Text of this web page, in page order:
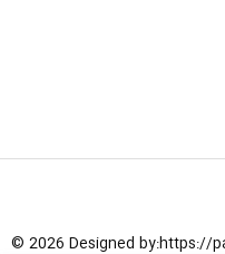
© 2026 Designed by:https://